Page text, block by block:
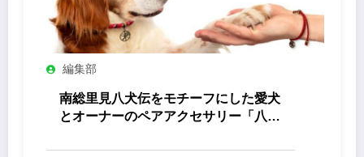
編集部
南総里見八犬伝をモチーフにした愛犬
とオーナーのペアアクセサリー「八心